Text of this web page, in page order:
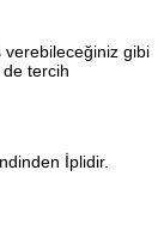
verebileceğiniz gibi
tercih
İplidir.